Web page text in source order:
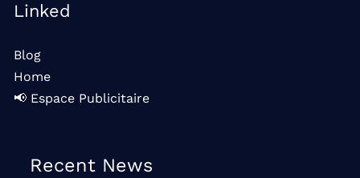
Linked
Blog
Home
📢 Espace Publicitaire
Recent News